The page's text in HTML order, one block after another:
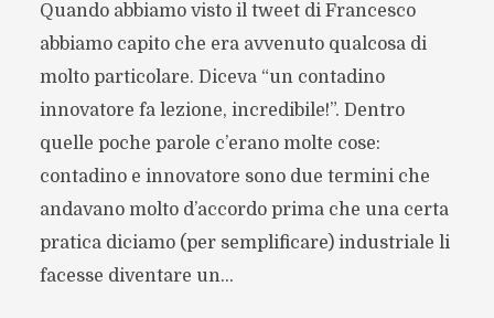
Quando abbiamo visto il tweet di Francesco
abbiamo capito che era avvenuto qualcosa di
molto particolare. Diceva “un contadino
innovatore fa lezione, incredibile!”. Dentro
quelle poche parole c’erano molte cose:
contadino e innovatore sono due termini che
andavano molto d’accordo prima che una certa
pratica diciamo (per semplificare) industriale li
facesse diventare un...